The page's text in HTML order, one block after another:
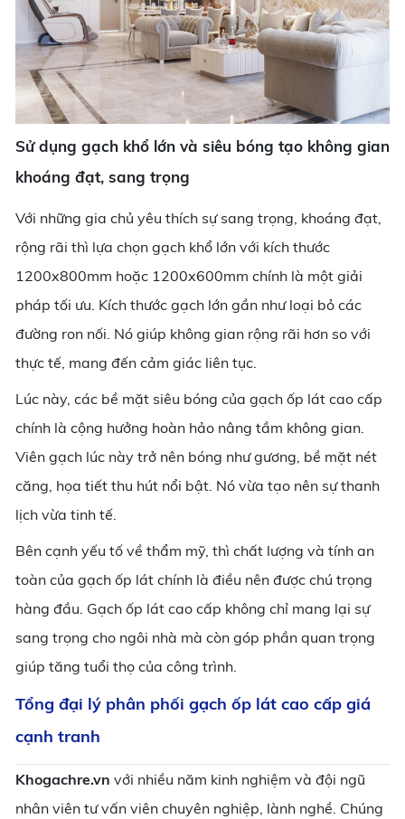
Sử dụng gạch khổ lớn và siêu bóng tạo không gian
khoáng đạt, sang trọng
Với những gia chủ yêu thích sự sang trọng, khoáng đạt,
rộng rãi thì lựa chọn gạch khổ lớn với kích thước
1200x800mm hoặc 1200x600mm chính là một giải
pháp tối ưu. Kích thước gạch lớn gần như loại bỏ các
đường ron nối. Nó giúp không gian rộng rãi hơn so với
thực tế, mang đến cảm giác liên tục.
Lúc này, các bề mặt siêu bóng của gạch ốp lát cao cấp
chính là cộng hưởng hoàn hảo nâng tầm không gian.
Viên gạch lúc này trở nên bóng như gương, bề mặt nét
căng, họa tiết thu hút nổi bật. Nó vừa tạo nên sự thanh
lịch vừa tinh tế.
Bên cạnh yếu tố về thẩm mỹ, thì chất lượng và tính an
toàn của gạch ốp lát chính là điều nên được chú trọng
hàng đầu. Gạch ốp lát cao cấp không chỉ mang lại sự
sang trọng cho ngôi nhà mà còn góp phần quan trọng
giúp tăng tuổi thọ của công trình.
Tổng đại lý phân phối gạch ốp lát cao cấp giá
cạnh tranh
Khogachre.vn với nhiều năm kinh nghiệm và đội ngũ
nhân viên tư vấn viên chuyên nghiệp, lành nghề. Chúng